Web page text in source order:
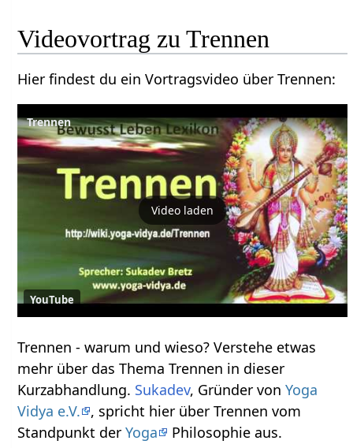
Hier findest du ein Vortragsvideo über Trennen‏‎:
Trennen
Video laden
YouTube
Trennen‏‎ - warum und wieso? Verstehe etwas
mehr über das Thema Trennen‏‎ in dieser
Kurzabhandlung. Sukadev, Gründer vonYoga
Vidya e.V.
, spricht hier über Trennen‏‎ vom
Standpunkt derYoga Philosophie aus.